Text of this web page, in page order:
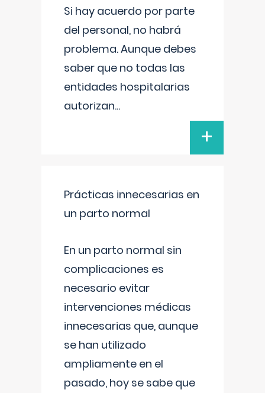
Si hay acuerdo por parte
del personal, no habrá
problema. Aunque debes
saber que no todas las
entidades hospitalarias
autorizan...
+
Prácticas innecesarias en
un parto normal
En un parto normal sin
complicaciones es
necesario evitar
intervenciones médicas
innecesarias que, aunque
se han utilizado
ampliamente en el
pasado, hoy se sabe que